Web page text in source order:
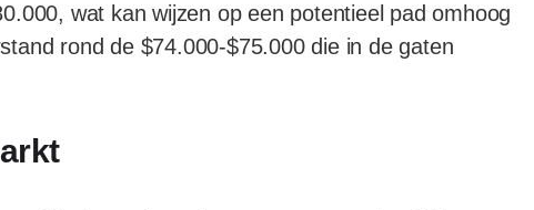
wat kan wijzen op een potentieel pad omhoog
rond de $74.000-$75.000 die in de gaten